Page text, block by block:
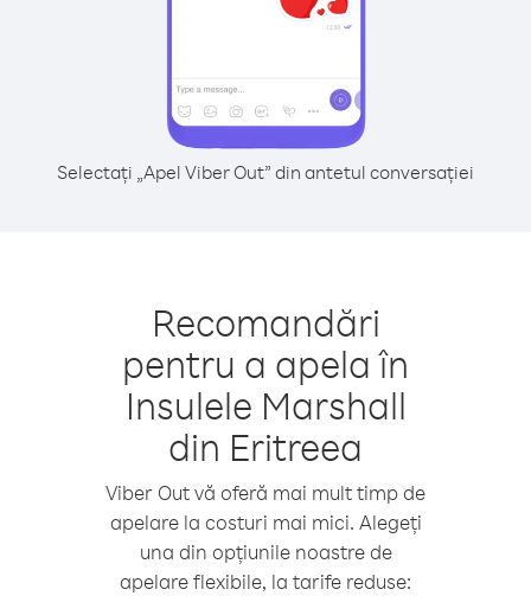
Selectați „Apel Viber Out” din antetul conversației
Recomandări
pentru a apela în
Insulele Marshall
din Eritreea
Viber Out vă oferă mai mult timp de
apelare la costuri mai mici. Alegeți
una din opțiunile noastre de
apelare flexibile, la tarife reduse: